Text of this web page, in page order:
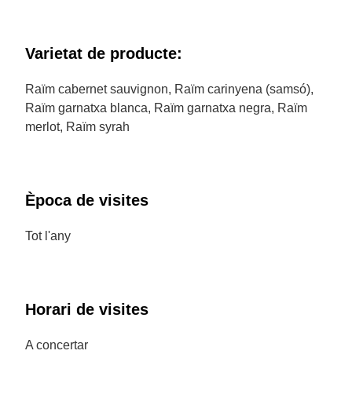
Varietat de producte:
Raïm cabernet sauvignon, Raïm carinyena (samsó),
Raïm garnatxa blanca, Raïm garnatxa negra, Raïm
merlot, Raïm syrah
Època de visites
Tot l'any
Horari de visites
A concertar